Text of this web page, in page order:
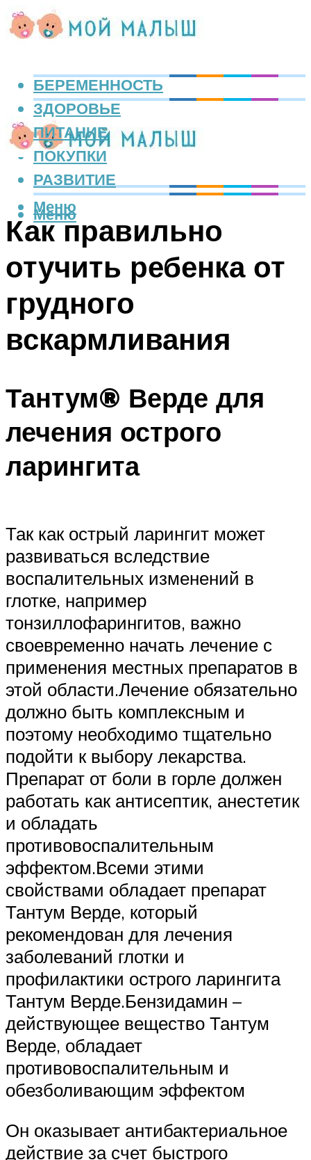
БЕРЕМЕННОСТЬ
ЗДОРОВЬЕ
ПИТАНИЕ
ПОКУПКИ
РАЗВИТИЕ
Меню
Меню
Как правильно
отучить ребенка от
грудного
вскармливания
Тантум® Верде для
лечения острого
ларингита
Так как острый ларингит может
развиваться вследствие
воспалительных изменений в
глотке, например
тонзиллофарингитов, важно
своевременно начать лечение с
применения местных препаратов в
этой области.Лечение обязательно
должно быть комплексным и
поэтому необходимо тщательно
подойти к выбору лекарства.
Препарат от боли в горле должен
работать как антисептик, анестетик
и обладать
противовоспалительным
эффектом.Всеми этими
свойствами обладает препарат
Тантум Верде, который
рекомендован для лечения
заболеваний глотки и
профилактики острого ларингита
Тантум Верде.Бензидамин –
действующее вещество Тантум
Верде, обладает
противовоспалительным и
обезболивающим эффектом
Он оказывает антибактериальное
действие за счет быстрого